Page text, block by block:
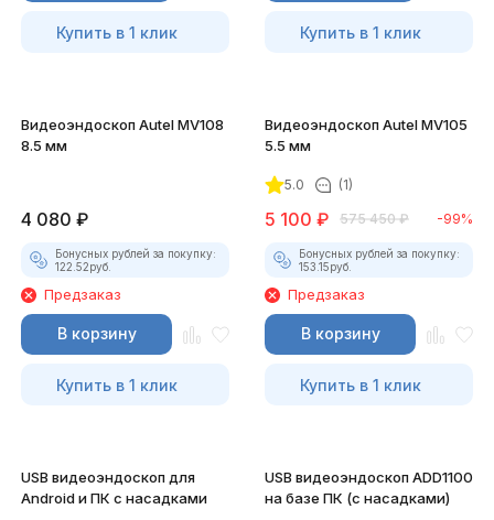
Купить в 1 клик Купить в 1 клик
Видеоэндоскоп Autel MV108
8.5 мм
4 080 ₽
Бонусных рублей за покупку:
122.52руб.
Предзаказ
В корзину
Купить в 1 клик
Видеоэндоскоп Autel MV105
5.5 мм
5.0 (1)
5 100 ₽ 575 450 ₽ -99%
Бонусных рублей за покупку:
153.15руб.
Предзаказ
В корзину
Купить в 1 клик
USB видеоэндоскоп для
Android и ПК с насадками
USB видеоэндоскоп ADD1100
на базе ПК (с насадками)